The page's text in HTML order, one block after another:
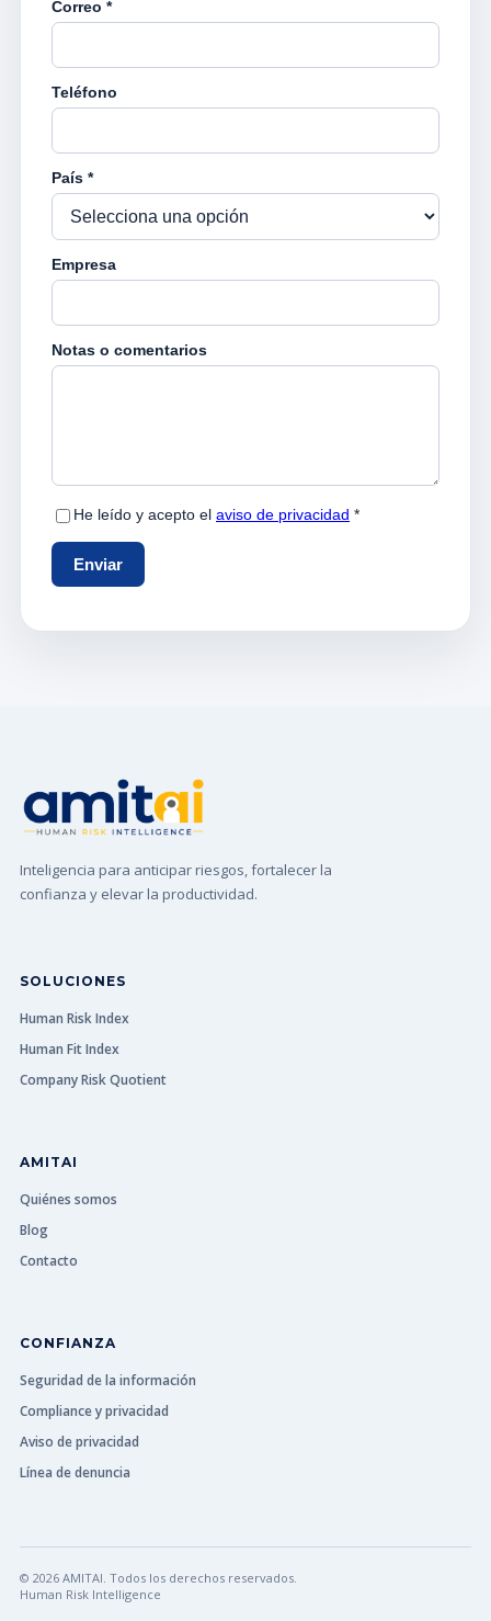
Inteligencia para anticipar riesgos, fortalecer la
confianza y elevar la productividad.
SOLUCIONES
Human Risk Index
Human Fit Index
Company Risk Quotient
AMITAI
Quiénes somos
Blog
Contacto
CONFIANZA
Seguridad de la información
Compliance y privacidad
Aviso de privacidad
Línea de denuncia
© 2026 AMITAI. Todos los derechos reservados.
Human Risk Intelligence